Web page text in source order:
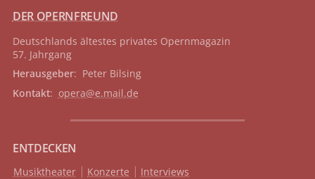
DER OPERNFREUND
Deutschlands ältestes privates Opernmagazin
57. Jahrgang
Herausgeber: Peter Bilsing
Kontakt: opera@e.mail.de
ENTDECKEN
Musiktheater Konzerte
Interviews